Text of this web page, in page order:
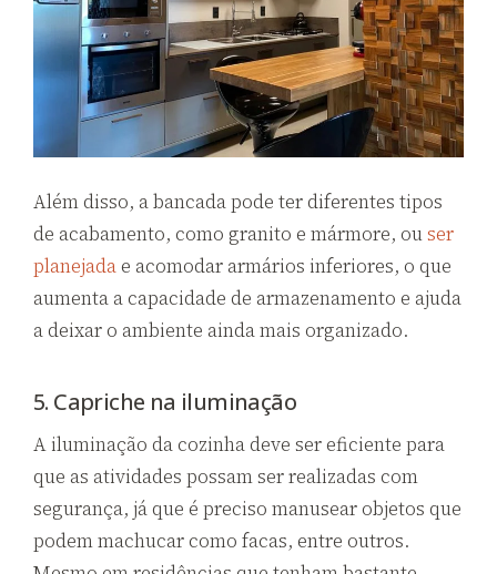
Além disso, a bancada pode ter diferentes tipos
de acabamento, como granito e mármore, ouser
planejadae acomodar armários inferiores, o que
aumenta a capacidade de armazenamento e ajuda
a deixar o ambiente ainda mais organizado.
5. Capriche na iluminação
A iluminação da cozinha deve ser eficiente para
que as atividades possam ser realizadas com
segurança, já que é preciso manusear objetos que
podem machucar como facas, entre outros.